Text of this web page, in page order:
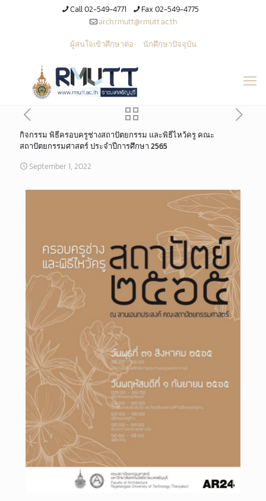
Call 02-549-4771
Fax 02-549-4775
arch.rmutt@rmutt.ac.th
ผู้สนใจเข้าศึกษาต่อ
นักศึกษาปัจจุบัน
กิจกรรม พิธีครอบครูช่างสถาปัตยกรรม และพิธีไหว้ครู คณะ
สถาปัตยกรรมศาสตร์ ประจำปีการศึกษา 2565
September 1, 2022